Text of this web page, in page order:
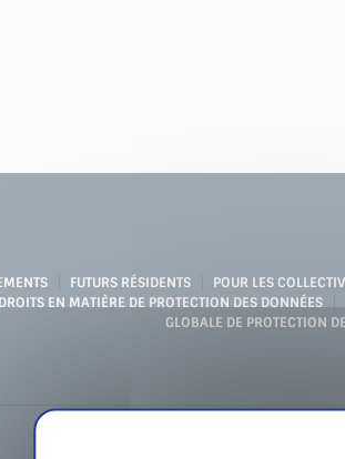
FUTURS RÉSIDENTS
POUR LES
EN MATIÈRE DE PROTECTION DES DONNÉES
GLOBALE DE PROTECTION